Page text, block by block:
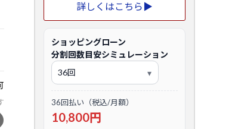
詳しくはこちら▶
ショッピングローン
分割回数目安シミュレーション
36回払い（税込/月額）
10,800円